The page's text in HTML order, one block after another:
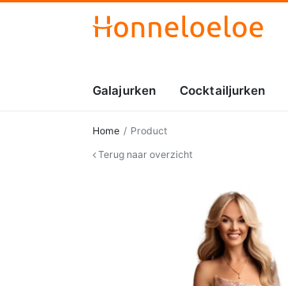
Galajurken Cocktailjurken
Home
Product
Terug naar overzicht